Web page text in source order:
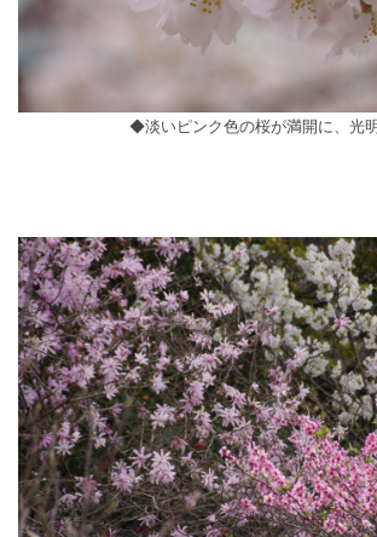
◆淡いピンク色の桜が満開に、光